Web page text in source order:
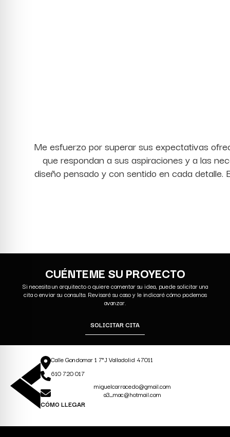
Me esfuerzo por superar sus expectativas
que respondan a sus aspiraciones y a las
diseño pensado y con sentido en cada
CUÉNTEME SU PROYECTO
Si necesita un arquitecto o quiere comentar su idea, puede solicitar una
cita o enviar su consulta. Revisaré su caso y le indicaré cómo podemos
avanzar.
SOLICITAR CITA
Calle Gondomar 1 7°J Valladolid 47011
610 720 017
miguelcarracedo@gmail.com
a3_mac@hotmail.com
CÓMO LLEGAR